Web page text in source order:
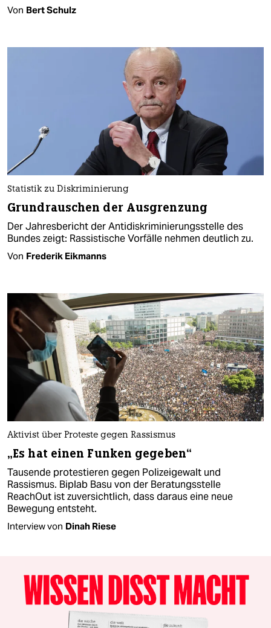
Von Bert Schulz
Statistik zu Diskriminierung
Grundrauschen der Ausgrenzung
Der Jahresbericht der Antidiskriminierungsstelle des
Bundes zeigt: Rassistische Vorfälle nehmen deutlich zu.
Von Frederik Eikmanns
Aktivist über Proteste gegen Rassismus
„Es hat einen Funken gegeben“
Tausende protestieren gegen Polizeigewalt und
Rassismus. Biplab Basu von der Beratungsstelle
ReachOut ist zuversichtlich, dass daraus eine neue
Bewegung entsteht.
Interview von Dinah Riese